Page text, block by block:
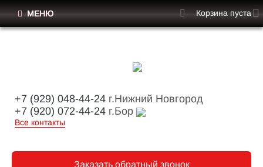
+7 (929) 048-44-24 г.Нижний Новгород
+7 (920) 072-44-24 г.Бор
Все контакты
Заказать обратный звонок
МЕНЮ Корзина пуста